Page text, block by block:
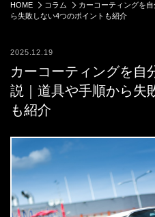
HOME コラム
カーコーティングを
ら失敗しない4つのポイントも紹介
2025.12.19
カーコーティングを自
説｜道具や手順から失
も紹介